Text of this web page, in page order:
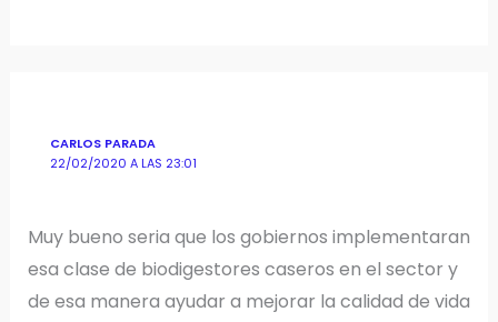
CARLOS PARADA
22/02/2020 A LAS 23:01
Muy bueno seria que los gobiernos implementaran
esa clase de biodigestores caseros en el sector y
de esa manera ayudar a mejorar la calidad de vida